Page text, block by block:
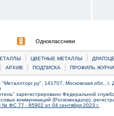
Одноклассники
| ЦВЕТНЫЕ МЕТАЛЛЫ |
| АРХИВ | ПОДПИСКА | ПРОФИЛЬ
141707, Московская обл., г.
зарегистрировано Федеральной
коммуникаций (Роскомнадзор),
№ ФС 77 - 85902 от 04 сентября 2023 г.